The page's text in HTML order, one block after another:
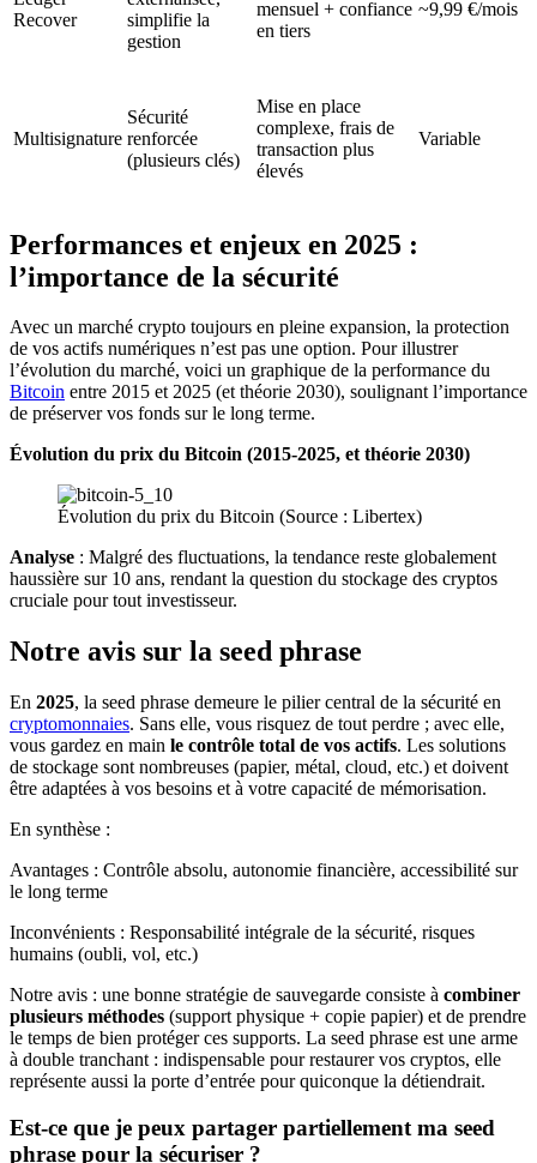
Recover
simplifie la
gestion
mensuel + confiance
en tiers
~9,99 €/mois
Multisignature
Sécurité
renforcée
(plusieurs clés)
Mise en place
complexe, frais de
transaction plus
élevés
Variable
Performances et enjeux en 2025 :
l’importance de la sécurité
Avec un marché crypto toujours en pleine expansion, la protection
de vos actifs numériques n’est pas une option. Pour illustrer
l’évolution du marché, voici un graphique de la performance du
Bitcoin entre 2015 et 2025 (et théorie 2030), soulignant l’importance
de préserver vos fonds sur le long terme.
Évolution du prix du Bitcoin (2015-2025, et théorie 2030)
Évolution du prix du Bitcoin (Source : Libertex)
Analyse : Malgré des fluctuations, la tendance reste globalement
haussière sur 10 ans, rendant la question du stockage des cryptos
cruciale pour tout investisseur.
Notre avis sur la seed phrase
En 2025, la seed phrase demeure le pilier central de la sécurité en
cryptomonnaies. Sans elle, vous risquez de tout perdre ; avec elle,
vous gardez en main le contrôle total de vos actifs. Les solutions
de stockage sont nombreuses (papier, métal, cloud, etc.) et doivent
être adaptées à vos besoins et à votre capacité de mémorisation.
En synthèse :
Avantages : Contrôle absolu, autonomie financière, accessibilité sur
le long terme
Inconvénients : Responsabilité intégrale de la sécurité, risques
humains (oubli, vol, etc.)
Notre avis : une bonne stratégie de sauvegarde consiste à combiner
plusieurs méthodes (support physique + copie papier) et de prendre
le temps de bien protéger ces supports. La seed phrase est une arme
à double tranchant : indispensable pour restaurer vos cryptos, elle
représente aussi la porte d’entrée pour quiconque la détiendrait.
Est-ce que je peux partager partiellement ma seed
phrase pour la sécuriser ?